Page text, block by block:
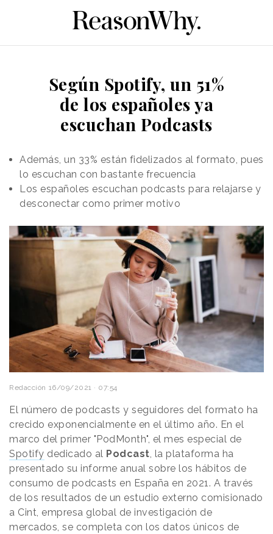
Según Spotify, un 51%
de los españoles ya
escuchan Podcasts
Además, un 33% están fidelizados al formato, pues
lo escuchan con bastante frecuencia
Los españoles escuchan podcasts para relajarse y
desconectar como primer motivo
Redacción 16/09/2021 · 07:54
El número de podcasts y seguidores del formato ha
crecido exponencialmente en el último año. En el
marco del primer "PodMonth", el mes especial de
Spotify dedicado al Podcast, la plataforma ha
presentado su informe anual sobre los hábitos de
consumo de podcasts en España en 2021. A través
de los resultados de un estudio externo comisionado
a Cint, empresa global de investigación de
mercados, se completa con los datos únicos de